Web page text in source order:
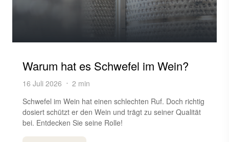
Warum hat es Schwefel im Wein?
16 Juli 2026
2 min
Schwefel im Wein hat einen schlechten Ruf. Doch richtig
dosiert schützt er den Wein und trägt zu seiner Qualität
bei. Entdecken Sie seine Rolle!